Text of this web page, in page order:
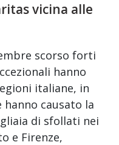
vicina alle
scorso forti
hanno
italiane, in
hanno causato la
di sfollati nei
e Firenze,